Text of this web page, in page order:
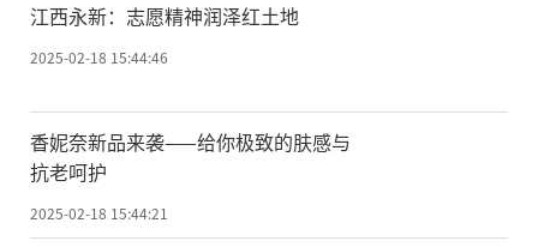
江西永新：志愿精神润泽红土地
2025-02-18 15:44:46
香妮奈新品来袭——给你极致的肤感与
抗老呵护
2025-02-18 15:44:21